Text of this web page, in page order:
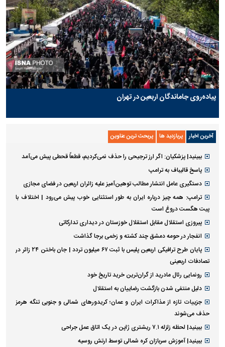
پیاده‌روی جاماندگان اربعین در تهران
آخرین اخبار پربازدید ها پربحث ترین عناوین
ببینید| پزشکیان: اگر ارز ترجیحی را حذف نمی‌کردیم، قطعاً قحطی پیش می‌آمد
پاسخ قالیباف به ترامپ
دستگیری عامل انتشار مطالب توهین‌آمیز علیه زائران اربعین در فضای مجازی
ترامپ: همه چیز درباره ایران به طور استثنایی خوب پیش می‌رود | اختلاف با
پیت هگست دروغ است
پیروزی استقلال مقابل استقلال خوزستان در دیداری تدارکاتی
انفجار در حومه دمشق چند کشته و زخمی برجا گذاشت
پایان طرح ترافیکی اربعین پلیس با ثبت ۶۷ میلیون تردد | جان باختن ۲۴ زائر در
تصادفات اربعینی
رونمایی رئال مادرید از گران‌ترین خرید تاریخ خود
دلیل منتفی شدن بازگشت رضاییان به استقلال
جزییات تازه از مذاکرات ایران و عمان؛ کریدورهای شمالی و جنوبی تنگه هرمز
حذف می‌شوند
ببینید| لحظه زلزله ۷.۱ ریشتری ژاپن در یک اتاق عمل جراحی
ببینید| آموزش سربازان کره شمالی توسط ارتش روسیه